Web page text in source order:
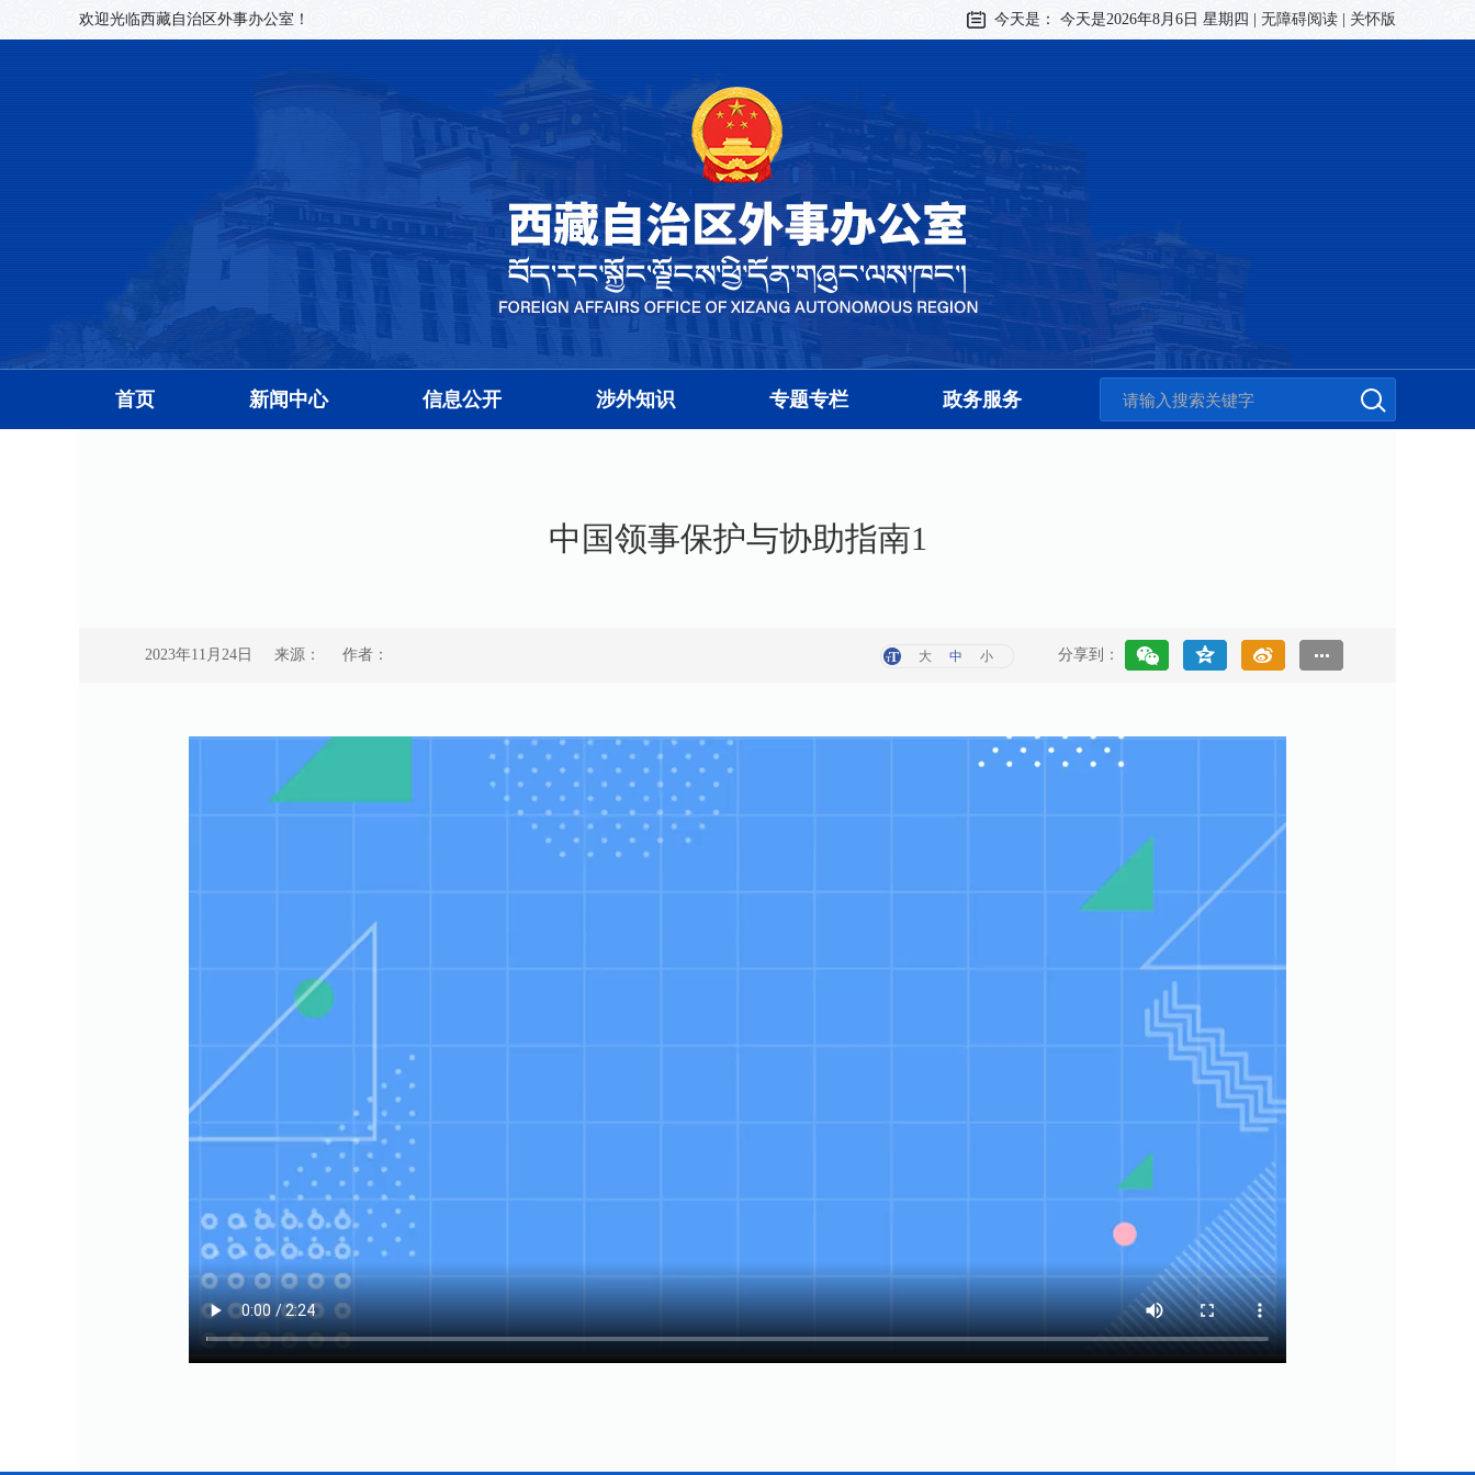
欢迎光临西藏自治区外事办公室！ 今天是： 今天是2026年8月6日 星期四 无障碍阅读 关怀版
首页 新闻中心 信息公开 涉外知识 专题专栏 政务服务
中国领事保护与协助指南1
2023年11月24日 来源： 作者： 分享到：
大 中 小